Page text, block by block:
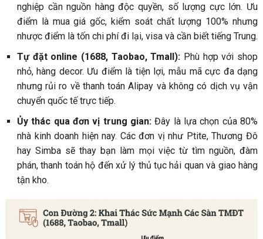
nghiệp cần nguồn hàng độc quyền, số lượng cực lớn. Ưu
điểm là mua giá gốc, kiểm soát chất lượng 100% nhưng
nhược điểm là tốn chi phí đi lại, visa và cần biết tiếng Trung.
Tự đặt online (1688, Taobao, Tmall): Phù hợp với shop
nhỏ, hàng decor. Ưu điểm là tiện lợi, mẫu mã cực đa dạng
nhưng rủi ro về thanh toán Alipay và không có dịch vụ vận
chuyển quốc tế trực tiếp.
Ủy thác qua đơn vị trung gian: Đây là lựa chọn của 80%
nhà kinh doanh hiện nay. Các đơn vị như Ptite, Thương Đô
hay Simba sẽ thay bạn làm mọi việc từ tìm nguồn, đàm
phán, thanh toán hộ đến xử lý thủ tục hải quan và giao hàng
tận kho.